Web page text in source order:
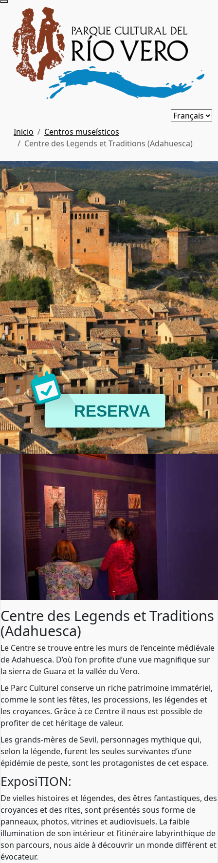
Inicio
Centros museísticos
Centre des Legends et Traditions (Adahuesca)
RESERVA
Centre des Legends et Traditions
(Adahuesca)
Le Centre se trouve entre les murs de l’enceinte médiévale
de Adahuesca. D’où l’on profite d’une vue magnifique sur
la sierra de Guara et la vallée du Vero.
Le Parc Culturel conserve un riche patrimoine immatériel,
comme le sont les fêtes, les processions, les légendes et
les croyances. Grâce à ce Centre il nous est possible de
profiter de cet héritage de valeur.
Les grands-mères de Sevil, personnages mythique qui,
selon la légende, furent les seules survivantes d’une
épidémie de peste, sont les protagonistes de cet espace.
ExposiTION:
De vielles histoires et légendes, des êtres fantastiques, des
croyances et des rites, sont présentés sous forme de
panneaux, photos, vitrines et audiovisuels. La faible
illumination de son intérieur et l’itinéraire labyrinthique de
son parcours, nous aide à découvrir un monde différent et
évocateur.